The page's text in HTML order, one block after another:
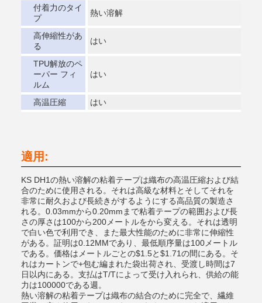
付着力のタイ
プ
熱い溶解
高伸縮性があ
る
はい
TPU解放のペ
ーパー フィ
ルム
はい
高温圧縮 はい
適用:
KS DH1の熱い溶解の粘着テープは織布の高温圧縮および結
合のために使用される。それは高級な材料とそしてそれを
非常に耐久および長続きがするようにする高品質の製造さ
れる。0.03mmから0.20mmまで粘着テープの範囲および長
さの厚さは100から200メートルをから変える。それは透明
で白い色で利用でき、また最大性能のために非常に伸縮性
がある。証明は0.12MMであり、最低順序量は100メートル
である。価格はメートルごとの$1.5と$1.71の間にある。そ
れはカートンで+包む編まれた袋出荷され、受渡し時間は7
日以内にある。支払はT/Tによって受け入れられ、供給の能
力は100000である週。
熱い溶解の粘着テープは織布の結合のために完全で、繊維